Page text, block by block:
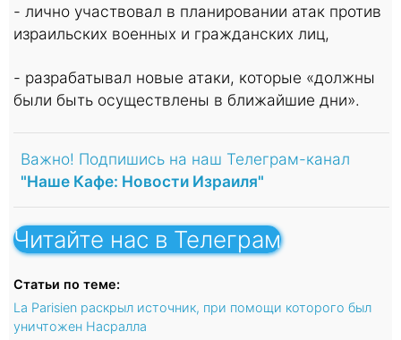
- лично участвовал в планировании атак против
израильских военных и гражданских лиц,
- разрабатывал новые атаки, которые «должны
были быть осуществлены в ближайшие дни».
Важно! Подпишись на наш Телеграм-канал
"Наше Кафе: Новости Израиля"
Читайте нас в Телеграм
Статьи по теме:
La Parisien раскрыл источник, при помощи которого был
уничтожен Насралла